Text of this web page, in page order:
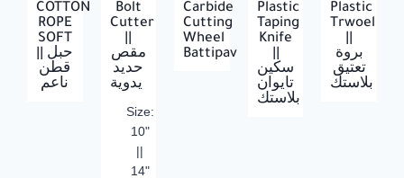
COTTON
ROPE
SOFT
قطن
ناعم
Bolt
Cutter
مقص
حديد
يدوية
Size:
10"
||
14"
Carbide
Cutting
Wheel
Battipav
Plastic
Taping
Knife
سكين
تايوان
بلاستك
Plastic
Trwoel
بروة
تعتيق
بلاستك